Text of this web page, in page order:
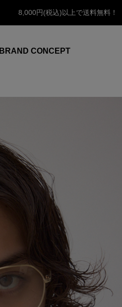
8,000円(税込)以上で送料無料！
BRAND CONCEPT